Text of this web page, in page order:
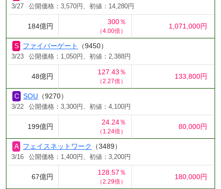
3/27 公開価格：3,570円、初値：14,280円
184億円
300％
（4.00倍）
1,071,000円
ファイバーゲート （9450）
3/23 公開価格：1,050円、初値：2,388円
48億円
127.43％
（2.27倍）
133,800円
SOU （9270）
3/22 公開価格：3,300円、初値：4,100円
199億円
24.24％
（1.24倍）
80,000円
フェイスネットワーク （3489）
3/16 公開価格：1,400円、初値：3,200円
67億円
128.57％
（2.29倍）
180,000円